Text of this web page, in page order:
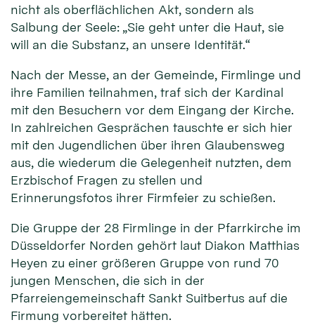
nicht als oberflächlichen Akt, sondern als
Salbung der Seele: „Sie geht unter die Haut, sie
will an die Substanz, an unsere Identität.“
Nach der Messe, an der Gemeinde, Firmlinge und
ihre Familien teilnahmen, traf sich der Kardinal
mit den Besuchern vor dem Eingang der Kirche.
In zahlreichen Gesprächen tauschte er sich hier
mit den Jugendlichen über ihren Glaubensweg
aus, die wiederum die Gelegenheit nutzten, dem
Erzbischof Fragen zu stellen und
Erinnerungsfotos ihrer Firmfeier zu schießen.
Die Gruppe der 28 Firmlinge in der Pfarrkirche im
Düsseldorfer Norden gehört laut Diakon Matthias
Heyen zu einer größeren Gruppe von rund 70
jungen Menschen, die sich in der
Pfarreiengemeinschaft Sankt Suitbertus auf die
Firmung vorbereitet hätten.